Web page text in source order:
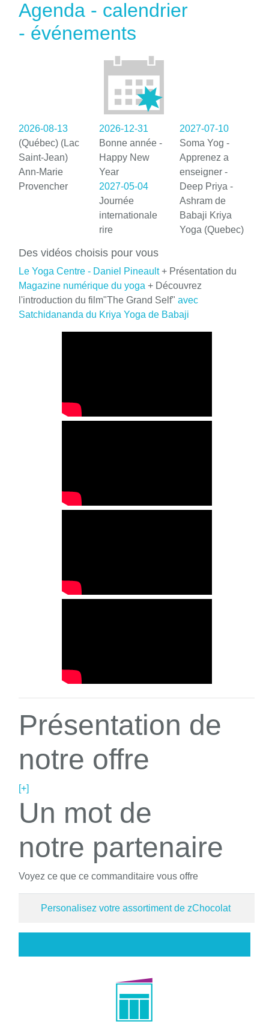
Agenda - calendrier
- événements
2026-08-13
(Québec) (Lac
Saint-Jean)
Ann-Marie
Provencher
2026-12-31
Bonne année -
Happy New
Year
2027-05-04
Journée
internationale
rire
2027-07-10
Soma Yog -
Apprenez a
enseigner -
Deep Priya -
Ashram de
Babaji Kriya
Yoga (Quebec)
Des vidéos choisis pour vous
Le Yoga Centre - Daniel Pineault+ Présentation du
Magazine numérique du yoga + Découvrez
l'introduction du film"The Grand Self" avec
Satchidananda du Kriya Yoga de Babaji
Présentation de
notre offre
[+]
Un mot de
notre partenaire
Voyez ce que ce commanditaire vous offre
Personalisez votre assortiment de zChocolat